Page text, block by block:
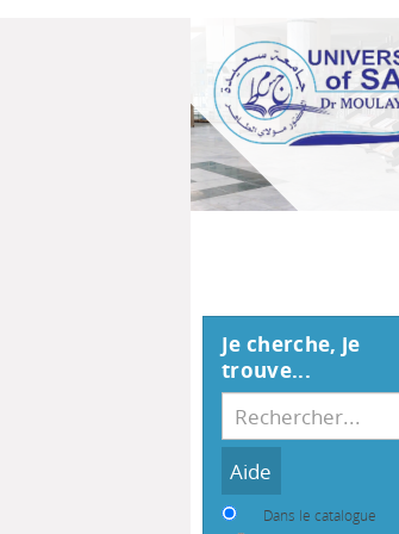
Je cherche, je
trouve...
Dans le catalogue